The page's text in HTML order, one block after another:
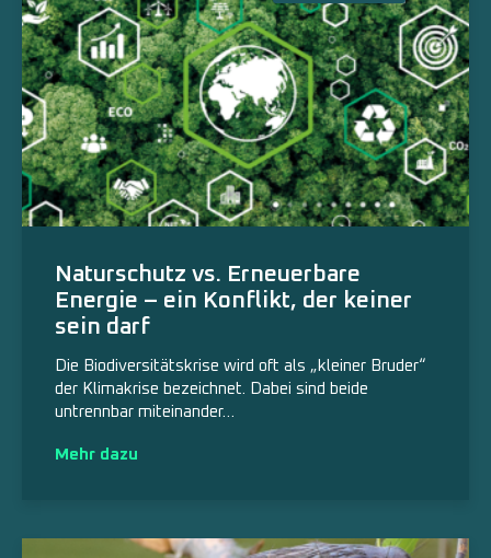
Naturschutz vs. Erneuerbare
Energie – ein Konflikt, der keiner
sein darf
Die Biodiversitätskrise wird oft als „kleiner Bruder“
der Klimakrise bezeichnet. Dabei sind beide
untrennbar miteinander…
Mehr dazu